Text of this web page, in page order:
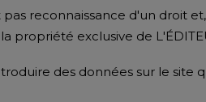
pas reconnaissance d'un
propriété exclusive de
des données sur le